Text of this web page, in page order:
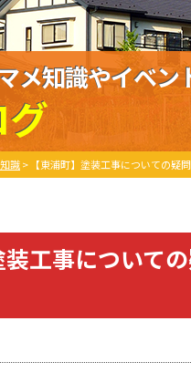
メ知識やイベン
識> 【東浦町】塗装工事についての
装工事につい